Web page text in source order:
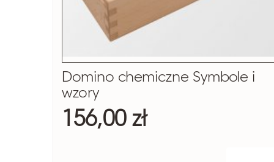
Domino chemiczne Symbole i
wzory
156,00 zł